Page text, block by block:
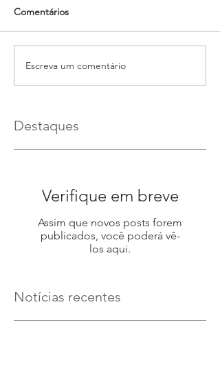
Comentários
Escreva um comentário
Destaques
Verifique em breve
Assim que novos posts forem
publicados, você poderá vê-
los aqui.
Notícias recentes